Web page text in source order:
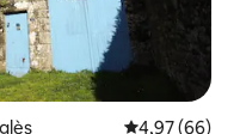
Gemiddelde
4,97 (66)